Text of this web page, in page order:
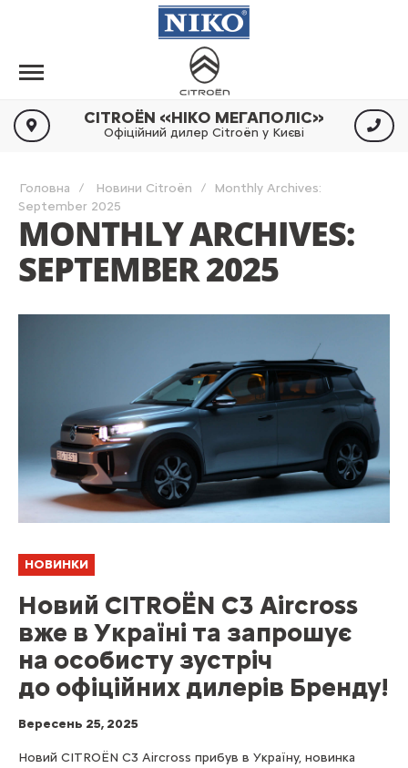
CITROËN «НІКО МЕГАПОЛІС»
Офіційний дилер Citroën у Києві
Головна Новини Citroën
Monthly Archives:
September 2025
MONTHLY ARCHIVES:
SEPTEMBER 2025
НОВИНКИ
Новий CITROЁN C3 Aircross
вже в Україні та запрошує
на особисту зустріч
до офіційних дилерів Бренду!
Вересень 25, 2025
Новий CITROЁN C3 Aircross прибув в Україну, новинка